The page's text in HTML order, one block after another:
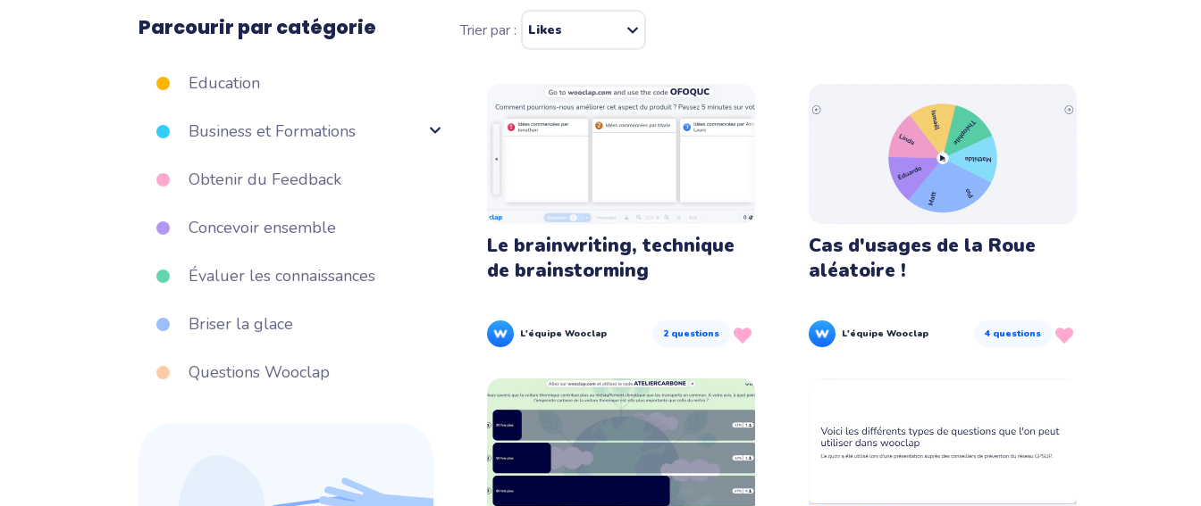
Wooflash
La pratique active qui ancre
l'apprentissage
Parcourir par catégorie
Education
Business et Formations
Obtenir du Feedback
Concevoir ensemble
Évaluer les connaissances
Briser la glace
Questions Wooclap
Trier par : Likes
Le brainwriting, technique
de brainstorming
L'équipe Wooclap 2 questions
Cas d'usages de la Roue
aléatoire !
L'équipe Wooclap 4 questions